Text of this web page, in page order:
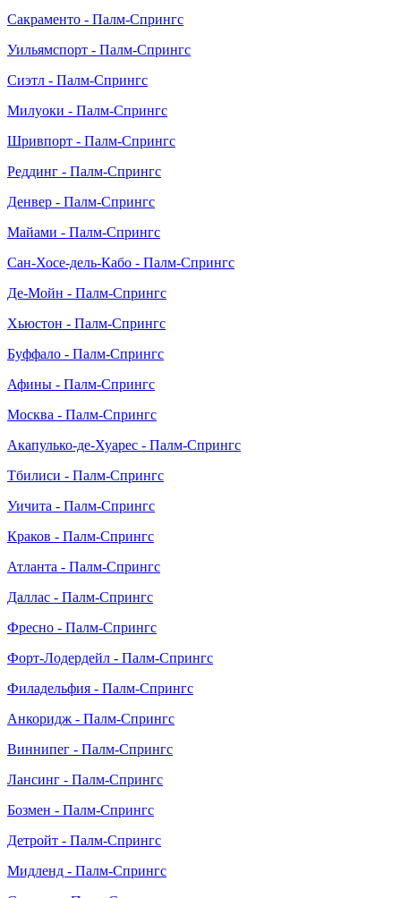
Сакраменто - Палм-Спрингс
Уильямспорт - Палм-Спрингс
Сиэтл - Палм-Спрингс
Милуоки - Палм-Спрингс
Шривпорт - Палм-Спрингс
Реддинг - Палм-Спрингс
Денвер - Палм-Спрингс
Майами - Палм-Спрингс
Сан-Хосе-дель-Кабо - Палм-Спрингс
Де-Мойн - Палм-Спрингс
Хьюстон - Палм-Спрингс
Буффало - Палм-Спрингс
Афины - Палм-Спрингс
Москва - Палм-Спрингс
Акапулько-де-Хуарес - Палм-Спрингс
Тбилиси - Палм-Спрингс
Уичита - Палм-Спрингс
Краков - Палм-Спрингс
Атланта - Палм-Спрингс
Даллас - Палм-Спрингс
Фресно - Палм-Спрингс
Форт-Лодердейл - Палм-Спрингс
Филадельфия - Палм-Спрингс
Анкоридж - Палм-Спрингс
Виннипег - Палм-Спрингс
Лансинг - Палм-Спрингс
Бозмен - Палм-Спрингс
Детройт - Палм-Спрингс
Мидленд - Палм-Спрингс